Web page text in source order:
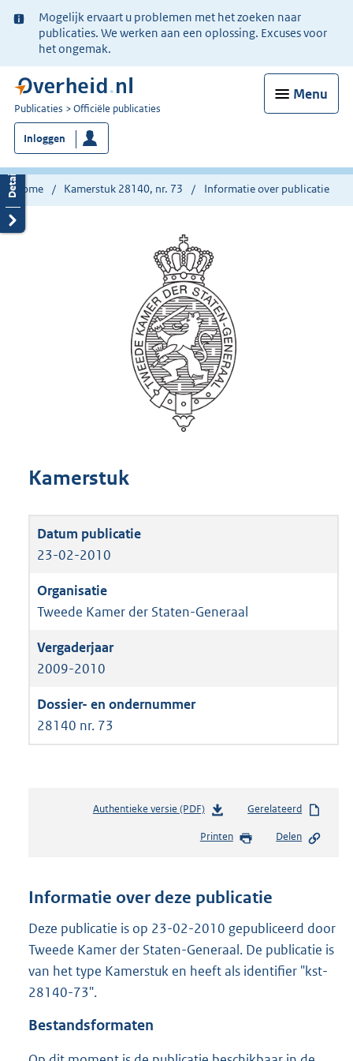
Ter
informatie:
Mogelijk ervaart u problemen met het zoeken naar
publicaties. We werken aan een oplossing. Excuses voor
het ongemak.
Menu
U
bent
nu
hier:
Publicaties Officiële publicaties
Inloggen
Home Kamerstuk 28140, nr. 73 Informatie over publicatie
Kamerstuk
23-02-2010
Tweede Kamer der Staten-Generaal
2009-2010
28140 nr. 73
Authentieke versie (PDF)b
s
n
s
r
o
:
Gerelateerd
Printen Delen
Informatie over deze publicatie
Deze publicatie is op 23-02-2010 gepubliceerd door
Tweede Kamer der Staten-Generaal. De publicatie is
van het type Kamerstuk en heeft als identifier "kst-
28140-73".
Bestandsformaten